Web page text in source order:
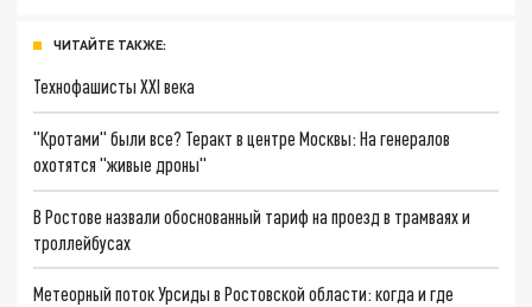
ЧИТАЙТЕ ТАКЖЕ:
Технофашисты XXI века
"Кротами" были все? Теракт в центре Москвы: На генералов
охотятся "живые дроны"
В Ростове назвали обоснованный тариф на проезд в трамваях и
троллейбусах
Метеорный поток Урсиды в Ростовской области: когда и где